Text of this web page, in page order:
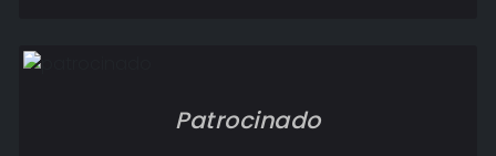
Patrocinado